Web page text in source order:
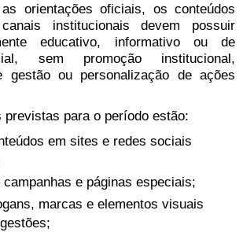
orientações oficiais, os conteúdos
institucionais devem possuir
educativo, informativo ou de
sem promoção institucional,
gestão ou personalização de ações
previstas para o período estão:
em sites e redes sociais
campanhas e páginas especiais;
marcas e elementos visuais